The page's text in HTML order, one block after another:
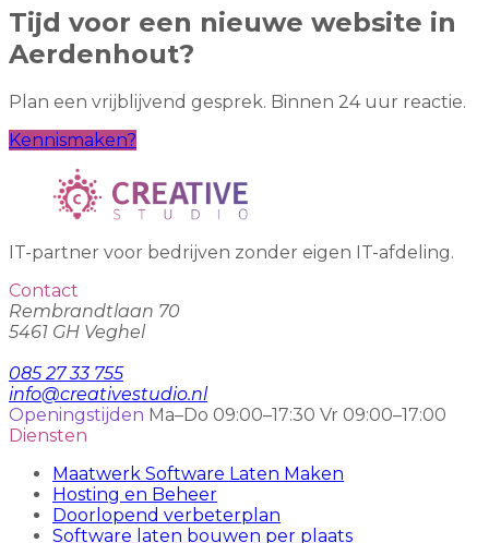
Tijd voor een nieuwe website in
Aerdenhout?
Plan een vrijblijvend gesprek. Binnen 24 uur reactie.
Kennismaken?
IT-partner voor bedrijven zonder eigen IT-afdeling.
Contact
Rembrandtlaan 70
5461 GH Veghel
085 27 33 755
info@creativestudio.nl
Openingstijden Ma–Do 09:00–17:30 Vr 09:00–17:00
Diensten
Maatwerk Software Laten Maken
Hosting en Beheer
Doorlopend verbeterplan
Software laten bouwen per plaats